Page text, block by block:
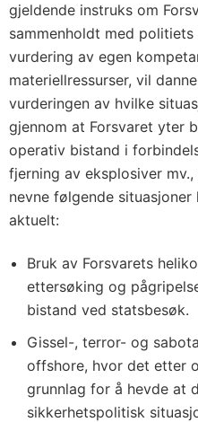
gjeldende instruks om
sammenholdt med
vurdering av egen
materiellressurser, vil
vurderingen av hvilke
gjennom at Forsvaret yter
operativ bistand i
fjerning av eksplosiver
nevne følgende
aktuelt:
Bruk av Forsvarets
ettersøking og
bistand ved statsbesøk.
Gissel-, terror- og
offshore, hvor det etter
grunnlag for å hevde at
sikkerhetspolitisk